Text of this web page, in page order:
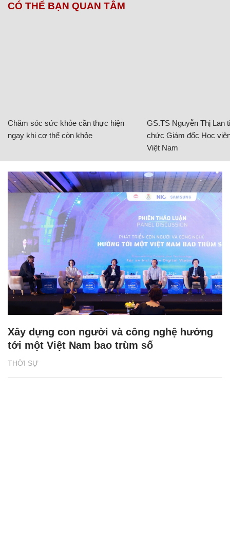
CÓ THỂ BẠN QUAN TÂM
Chăm sóc sức khỏe cần thực hiện
ngay khi cơ thể còn khỏe
GS.TS Nguyễn Thị Lan
chức Giám đốc Học
Việt Nam
THỜI SỰ
Xây dựng con người và công nghệ hướng
tới một Việt Nam bao trùm số